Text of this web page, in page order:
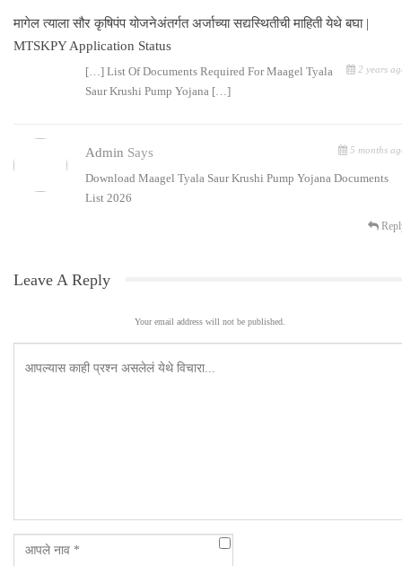
मागेल त्याला सौर कृषिपंप योजनेअंतर्गत अर्जाच्या सद्यस्थितीची माहिती येथे बघा |
MTSKPY Application Status
2 years
[…] List Of Documents Required For Maagel Tyala
Saur Krushi Pump Yojana […]
Admin Says 5 months
Download Maagel Tyala Saur Krushi Pump Yojana Documents
List 2026
Leave A Reply
Your email address will not be published.